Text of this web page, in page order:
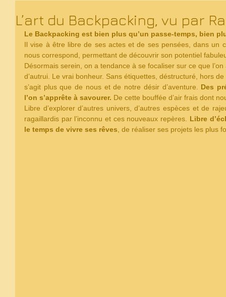
L’art du Backpacking, vu par
Le Backpacking est bien plus qu’un passe-temps, bien
Il vise à être libre de ses actes et de ses pensées, dans un
nous correspond, permettant de découvrir son potentiel
Désormais serein, on a tendance à se focaliser sur ce que
d’autrui. Le vrai bonheur. Sans étiquettes, déstructuré, hors
s’agit plus que de nous et de notre désir d’aventure. Des
l’on s’apprête à savourer. De cette bouffée d’air frais dont
Libre d’explorer d’autres univers, d’autres espèces et de
ragaillardis par l’inconnu et ces nouveaux repères. Libre
le temps de vivre ses rêves , de réaliser ses projets les plus